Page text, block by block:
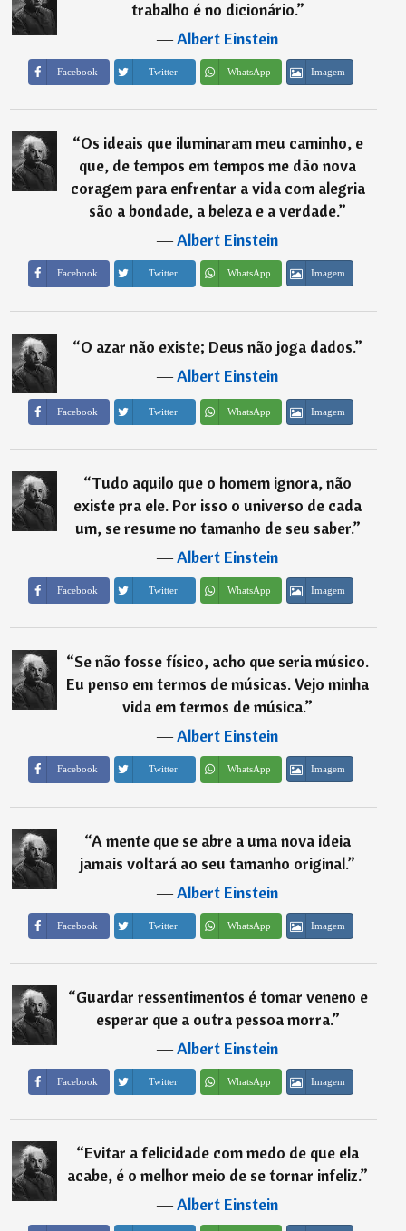
trabalho é no dicionário.”
―Albert Einstein
Facebook Twitter WhatsApp Imagem
“Os ideais que iluminaram meu caminho, e
que, de tempos em tempos me dão nova
coragem para enfrentar a vida com alegria
são a bondade, a beleza e a verdade.”
―Albert Einstein
Facebook Twitter WhatsApp Imagem
“O azar não existe; Deus não joga dados.”
―Albert Einstein
Facebook Twitter WhatsApp Imagem
“Tudo aquilo que o homem ignora, não
existe pra ele. Por isso o universo de cada
um, se resume no tamanho de seu saber.”
―Albert Einstein
Facebook Twitter WhatsApp Imagem
“Se não fosse físico, acho que seria músico.
Eu penso em termos de músicas. Vejo minha
vida em termos de música.”
―Albert Einstein
Facebook Twitter WhatsApp Imagem
“A mente que se abre a uma nova ideia
jamais voltará ao seu tamanho original.”
―Albert Einstein
Facebook Twitter WhatsApp Imagem
“Guardar ressentimentos é tomar veneno e
esperar que a outra pessoa morra.”
―Albert Einstein
Facebook Twitter WhatsApp Imagem
“Evitar a felicidade com medo de que ela
acabe, é o melhor meio de se tornar infeliz.”
―Albert Einstein